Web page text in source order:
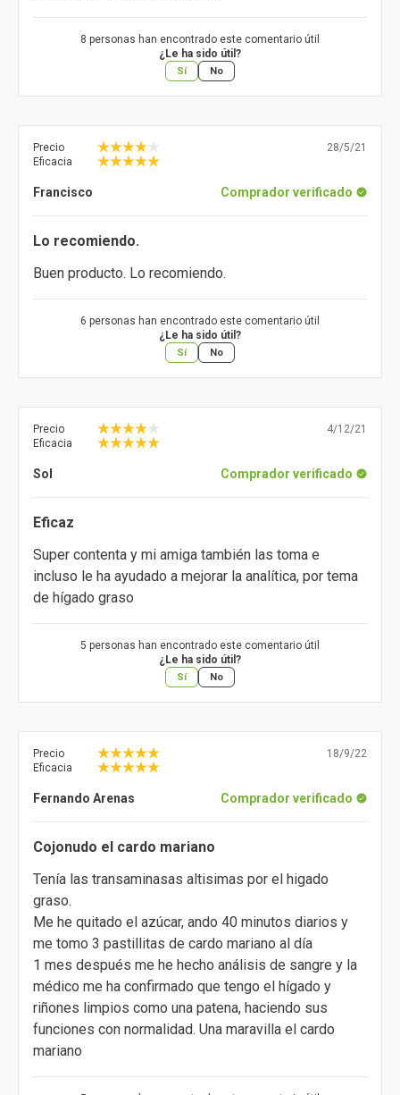
8 personas han encontrado este comentario útil
¿Le ha sido útil?
Sí No
Precio
Eficacia
28/5/21
Francisco Comprador verificado
Lo recomiendo.
Buen producto. Lo recomiendo.
6 personas han encontrado este comentario útil
¿Le ha sido útil?
Sí No
Precio
Eficacia
4/12/21
Sol Comprador verificado
Eficaz
Super contenta y mi amiga también las toma e
incluso le ha ayudado a mejorar la analítica, por tema
de hígado graso
5 personas han encontrado este comentario útil
¿Le ha sido útil?
Sí No
Precio
Eficacia
18/9/22
Fernando Arenas Comprador verificado
Cojonudo el cardo mariano
Tenía las transaminasas altisimas por el higado
graso.
Me he quitado el azúcar, ando 40 minutos diarios y
me tomo 3 pastillitas de cardo mariano al día
1 mes después me he hecho análisis de sangre y la
médico me ha confirmado que tengo el hígado y
riñones limpios como una patena, haciendo sus
funciones con normalidad. Una maravilla el cardo
mariano